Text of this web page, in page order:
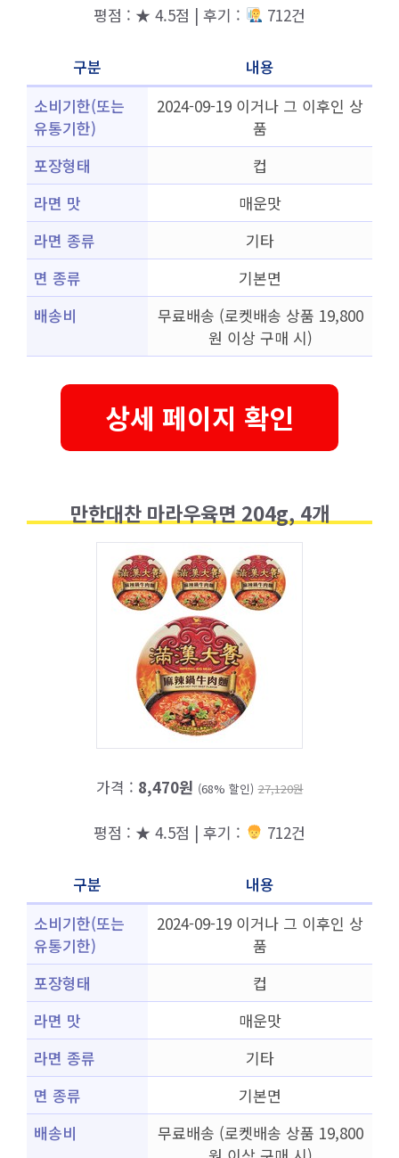
평점 : ★ 4.5점 | 후기 : 712건
구분
내용
소비기한(또는
유통기한)
2024-09-19 이거나 그 이후인 상
품
포장형태
컵
라면 맛
매운맛
라면 종류
기타
면 종류
기본면
배송비
무료배송 (로켓배송 상품 19,800
원 이상 구매 시)
상세 페이지 확인
만한대찬 마라우육면 204g, 4개
가격 : 8,470원 (68% 할인) 27,120원
평점 : ★ 4.5점 | 후기 : 712건
구분
내용
소비기한(또는
유통기한)
2024-09-19 이거나 그 이후인 상
품
포장형태
컵
라면 맛
매운맛
라면 종류
기타
면 종류
기본면
배송비
무료배송 (로켓배송 상품 19,800